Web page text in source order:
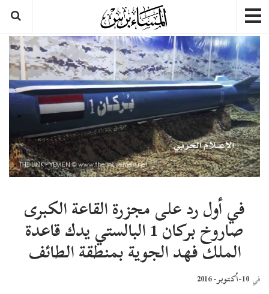
في أول رد على مجزرة القاعة الكبرى
صاروخ بركان 1 البالستي يدك قاعدة
الملك فهد الجوية بمنطقة الطائف
في 10-أكتوبر- 2016